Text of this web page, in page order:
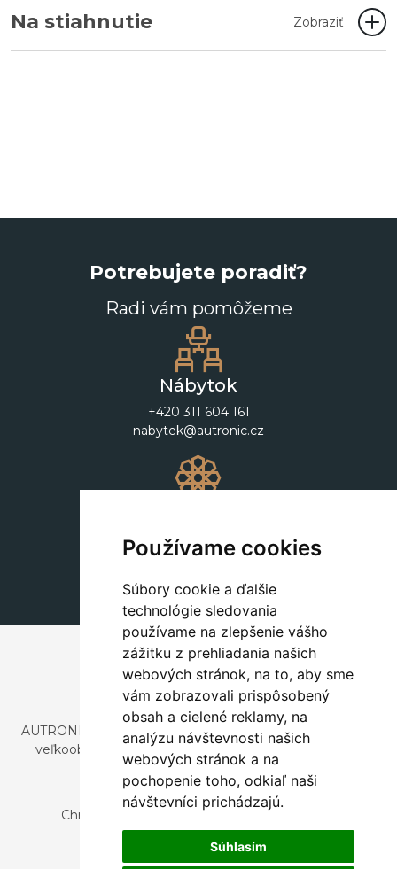
Používame cookies
Súbory cookie a ďalšie
technológie sledovania
používame na zlepšenie vášho
zážitku z prehliadania našich
webových stránok, na to, aby sme
vám zobrazovali prispôsobený
obsah a cielené reklamy, na
analýzu návštevnosti našich
webových stránok a na
pochopenie toho, odkiaľ naši
návštevníci prichádzajú.
Súhlasím
Na stiahnutie Zobraziť
Potrebujete poradiť?
Radi vám pomôžeme
Nábytok
+420 311 604 161
nabytek@autronic.cz
+420 311 604 182
dekorace@autronic.cz
AUTRONIC, s.r.o. je spoločnosť zaoberajúca sa dovozom a
veľkoobchodným predajom dizajnového aj štýlového
nábytku a dekorácií.
Česká republika
Chrustenice 270, 267 12 Loděnice u Berouna
Slovensko
Nová 366, 032 02 Závažná Poruba